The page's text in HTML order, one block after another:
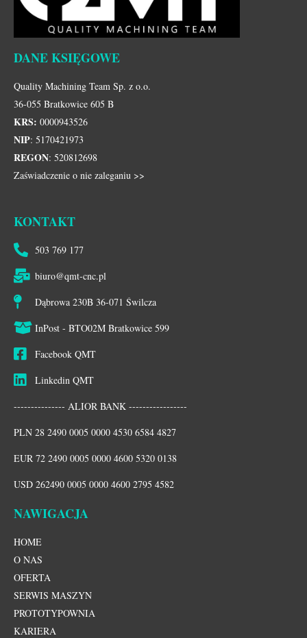
DANE KSIĘGOWE
Quality Machining Team Sp. z o.o.
36-055 Bratkowice 605 B
KRS: 0000943526
NIP: 5170421973
REGON: 520812698
Zaświadczenie o nie zaleganiu >>
KONTAKT
503 769 177
biuro@qmt-cnc.pl
Dąbrowa 230B 36-071 Świlcza
InPost - BTO02M Bratkowice 599
Facebook QMT
Linkedin QMT
--------------- ALIOR BANK -----------------
PLN 28 2490 0005 0000 4530 6584 4827
EUR 72 2490 0005 0000 4600 5320 0138
USD 262490 0005 0000 4600 2795 4582
NAWIGACJA
HOME
O NAS
OFERTA
SERWIS MASZYN
PROTOTYPOWNIA
KARIERA